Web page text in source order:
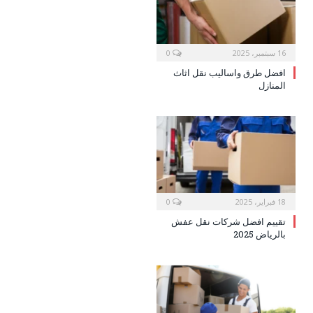
16 سبتمبر، 2025
افضل طرق واساليب نقل اثاث
المنازل
18 فبراير، 2025
تقييم افضل شركات نقل عفش
بالرياض 2025